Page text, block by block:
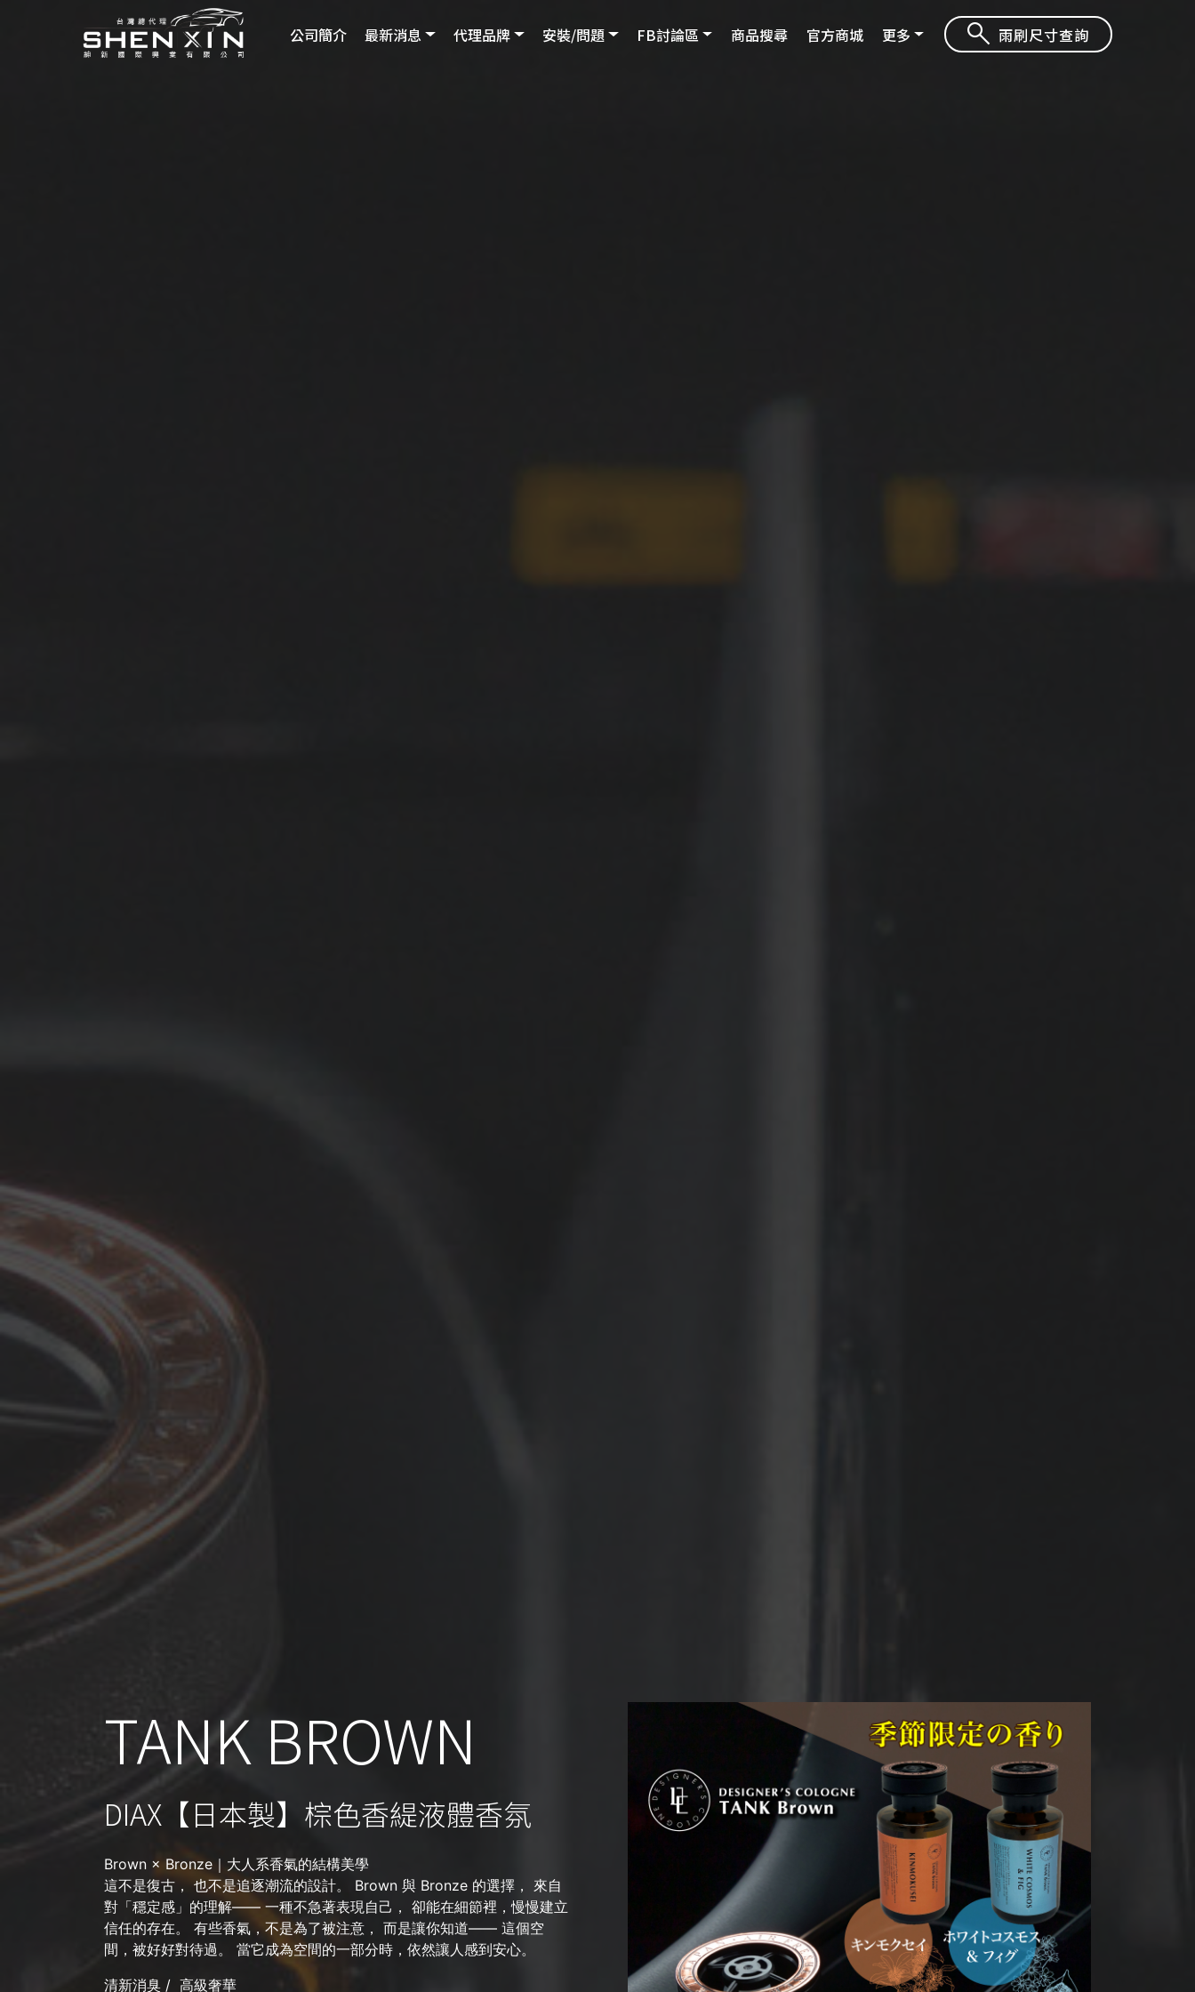
公司簡介 最新消息 代理品牌 安裝/問題 FB討論區 商品搜尋 官方商城 更多 雨刷尺寸查詢
TANK BROWN
DIAX【日本製】棕色香緹液體香氛
Brown × Bronze｜大人系香氣的結構美學
這不是復古， 也不是追逐潮流的設計。 Brown 與 Bronze 的選擇， 來自
對「穩定感」的理解—— 一種不急著表現自己， 卻能在細節裡，慢慢建立
信任的存在。 有些香氣，不是為了被注意， 而是讓你知道—— 這個空
間，被好好對待過。 當它成為空間的一部分時，依然讓人感到安心。
清新消臭 / 高級奢華